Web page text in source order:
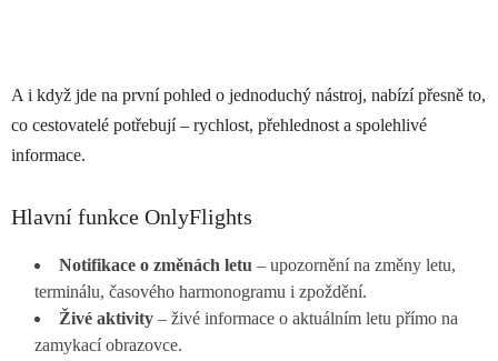
A i když jde na první pohled o jednoduchý nástroj, nabízí přesně to,
co cestovatelé potřebují – rychlost, přehlednost a spolehlivé
informace.
Hlavní funkce OnlyFlights
Notifikace o změnách letu – upozornění na změny letu,
terminálu, časového harmonogramu i zpoždění.
Živé aktivity – živé informace o aktuálním letu přímo na
zamykací obrazovce.